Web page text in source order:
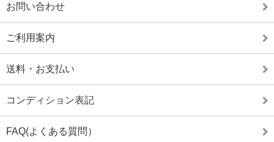
お問い合わせ
ご利用案内
送料・お支払い
コンディション表記
FAQ(よくある質問）